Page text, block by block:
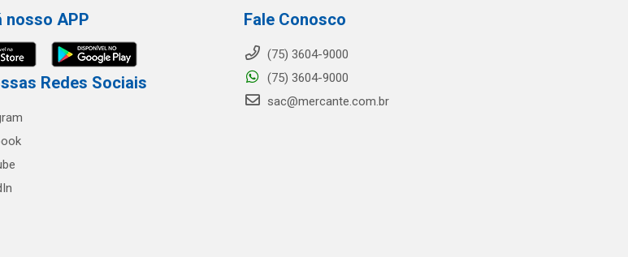
nosso APP
Redes Sociais
Fale Conosco
(75) 3604-9000
(75) 3604-9000
sac@mercante.com.br